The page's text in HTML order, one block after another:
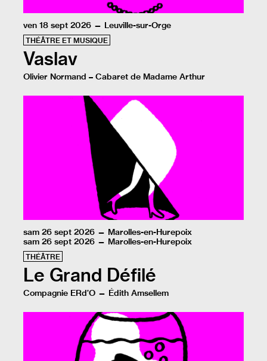
ven 18 sept 2026 — Leuville-sur-Orge
THÉÂTRE ET MUSIQUE
Vaslav
Olivier Normand – Cabaret de Madame Arthur
sam 26 sept 2026 — Marolles-en-Hurepoix
sam 26 sept 2026 — Marolles-en-Hurepoix
THÉÂTRE
Le Grand Défilé
Compagnie ERd’O — Édith Amsellem